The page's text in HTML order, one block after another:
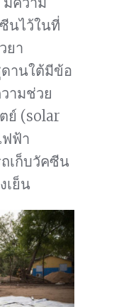
นไว้ในที่
ยา
านใต้มีข้อ
ามช่วย
ย์ (solar
ฟฟ้า
เก็บวัคซีน
เย็น